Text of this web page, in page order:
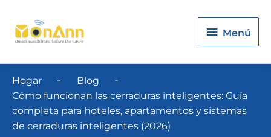
Menú
Menú
Hogar
Blog
Cómo funcionan las cerraduras inteligentes: Guía
completa para hoteles, apartamentos y sistemas
de cerraduras inteligentes (2026)